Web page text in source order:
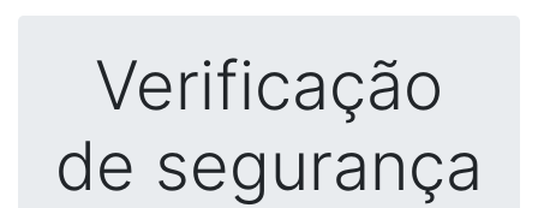
Verificação
de segurança